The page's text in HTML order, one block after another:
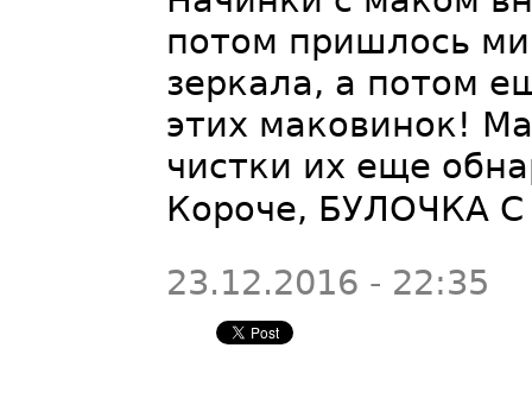
потом пришлось
зеркала, а потом
этих маковинок!
чистки их еще
Короче, БУЛОЧКА
23.12.2016 - 22:35